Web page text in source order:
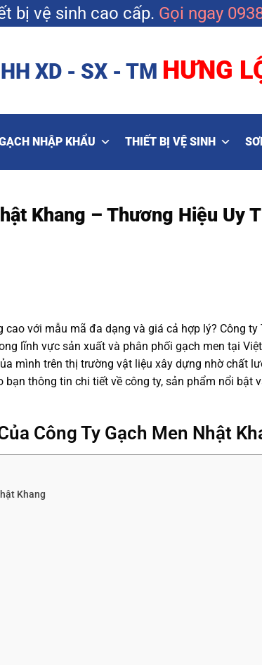
bị vệ sinh cao cấp. Gọi ngay
XD - SX - TM HƯNG
NHẬP KHẨU THIẾT BỊ VỆ SINH
Khang – Thương Hiệu Uy
với mẫu mã đa dạng và giá cả hợp lý? Công ty
lĩnh vực sản xuất và phân phối gạch men tại
mình trên thị trường vật liệu xây dựng nhờ chất
thông tin chi tiết về công ty, sản phẩm nổi bật
Công Ty Gạch Men Nhật
Khang